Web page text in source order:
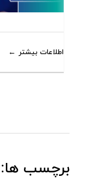
اطلاعات بیشتر
برچسب ها: